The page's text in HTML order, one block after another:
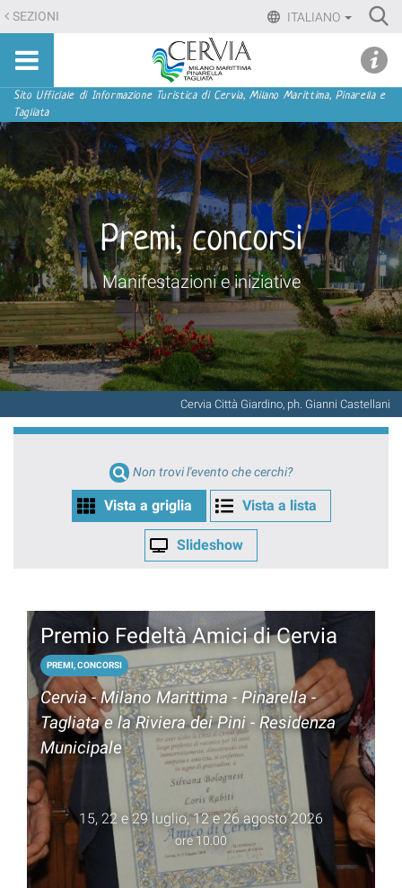
Salta
ai
contenuti.
Salta
alla
navigazione
ITALIANO
SEZIONI
Sito
turistico
ufficiale
Cervia,
Milano
Marittima,
Pinarella,
Tagliata
Sezioni
Sito Ufficiale di Informazione Turistica di Cervia, Milano Marittima, Pinarella e
Tagliata
Cervia Città Giardino, ph. Gianni Castellani
Premi, concorsi
Manifestazioni e iniziative
Non trovi l'evento che cerchi?
Vista a griglia Vista a lista
Slideshow
Premio Fedeltà Amici di Cervia
PREMI, CONCORSI
Cervia - Milano Marittima - Pinarella -
Tagliata e la Riviera dei Pini - Residenza
Municipale
15, 22 e 29 luglio, 12 e 26 agosto 2026
ore 10.00
menu